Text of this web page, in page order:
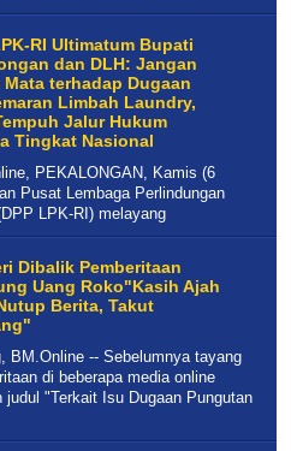
RI Ultimatum Bupati
dan DLH: Jangan
terhadap Dugaan
Limbah Laundry,
Jalur Hukum
Tingkat Nasional
PEKALONGAN, Kamis (6
Pusat Lembaga Perlindungan
LPK-RI) melayang
Dibalik Pemberitaan
Uang Roko"Kasih Ajah
Berita, Takut
BM.Online -- Sebelumnya tayang
di beberapa media online
judul "Terkait Isu Dugaan Pungutan